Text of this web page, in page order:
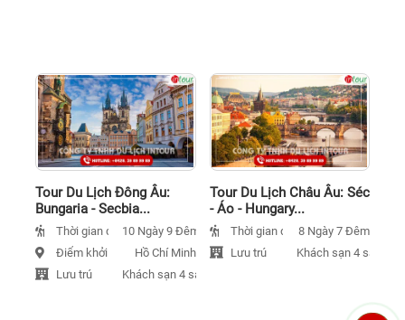
Tour Du Lịch Đông Âu:
Bungaria - Secbia...
Thời gian đi
10 Ngày 9 Đêm
Điểm khởi hành Hồ Chí Minh
Lưu trú
Khách sạn 4 sao
Tour Du Lịch Châu Âu: Séc
- Áo - Hungary...
Thời gian đi
8 Ngày 7 Đêm
Lưu trú
Khách sạn 4 sao